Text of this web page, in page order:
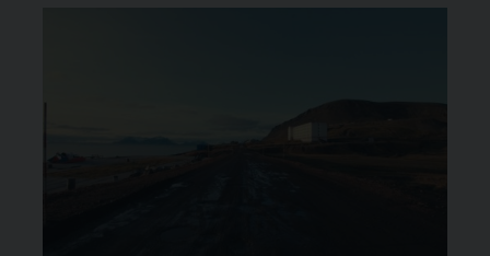
“Orizzonti vicini”